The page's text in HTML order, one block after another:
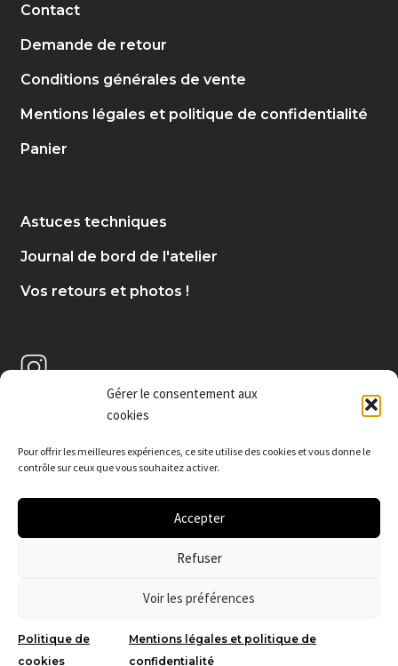
Gérer le consentement aux
cookies
Pour offrir les meilleures expériences, ce site utilise des cookies et vous donne le
contrôle sur ceux que vous souhaitez activer.
Accepter
Refuser
Voir les préférences
Politique de
cookies
Mentions légales et politique de
confidentialité
Contact
Demande de retour
Conditions générales de vente
Mentions légales et politique de confidentialité
Panier
Astuces techniques
Journal de bord de l'atelier
Vos retours et photos !
© De poudres et d'émail 2026
0